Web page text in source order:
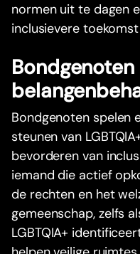
normen uit te dagen
inclusievere
Bondgenoten
Bondgenoten spelen
steunen van
bevorderen van
iemand die actief
de rechten en het
gemeenschap, zelfs
LGBTQIA+